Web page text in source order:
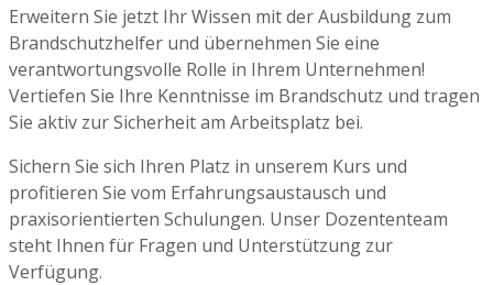
Erweitern Sie jetzt Ihr Wissen mit der Ausbildung zum
Brandschutzhelfer und übernehmen Sie eine
verantwortungsvolle Rolle in Ihrem Unternehmen!
Vertiefen Sie Ihre Kenntnisse im Brandschutz und tragen
Sie aktiv zur Sicherheit am Arbeitsplatz bei.
Sichern Sie sich Ihren Platz in unserem Kurs und
profitieren Sie vom Erfahrungsaustausch und
praxisorientierten Schulungen. Unser Dozententeam
steht Ihnen für Fragen und Unterstützung zur
Verfügung.